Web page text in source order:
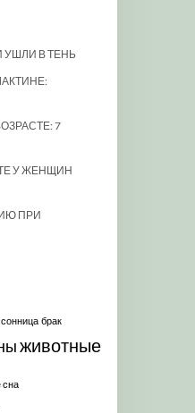
УШЛИ В ТЕНЬ
7
У ЖЕНЩИН
ПРИ
брак
животные
сна